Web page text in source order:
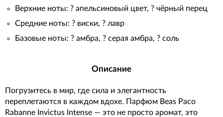
Верхние ноты: ? апельсиновый цвет, ?️ чёрный перец
Средние ноты: ? виски, ? лавр
Базовые ноты: ? амбра, ?️ серая амбра, ? соль
Описание
Погрузитесь в мир, где сила и элегантность
переплетаются в каждом вдохе. Парфюм Beas Paco
Rabanne Invictus Intense — это не просто аромат, это